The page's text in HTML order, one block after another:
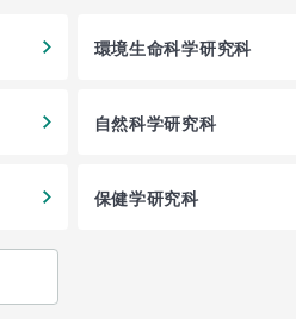
環境生命科学研究科
自然科学研究科
保健学研究科